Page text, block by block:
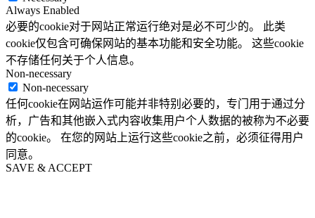
Always Enabled
必要的cookie对于网站正常运行绝对是必不可少的。 此类
cookie仅包含可确保网站的基本功能和安全功能。 这些cookie
不存储任何关于个人信息。
Non-necessary
Non-necessary
任何cookie在网站运作可能并非特别必要的，专门用于通过分
析，广告和其他嵌入式内容收集用户个人数据的被称为不必要
的cookie。 在您的网站上运行这些cookie之前，必须征得用户
同意。
SAVE & ACCEPT